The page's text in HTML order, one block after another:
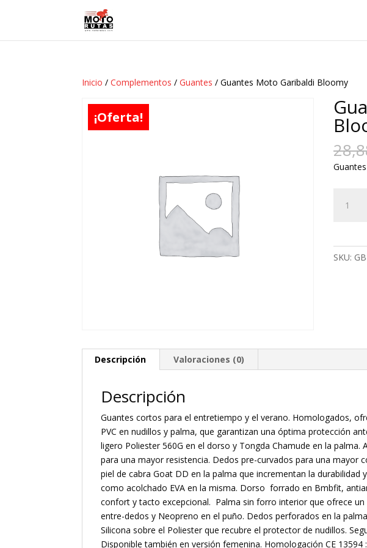
Inicio /Complementos /Guantes / Guantes Moto Garibaldi Bloomy
¡Oferta!
Moto
SKU:
Descripción Valoraciones (0)
Descripción
Guantes cortos para el entretiempo y el verano. Homologados,
PVC en nudillos y palma, que garantizan una óptima protección
ligero Poliester 560G en el dorso y Tongda Chamude en la palma.
para una mayor resistencia. Dedos pre-curvados para una mayor
piel de cabra Goat DD en la palma que incrementan la durabilidad
como acolchado EVA en la misma. Dorso forrado en Bmbfit,
confort y tacto excepcional. Palma sin forro interior que ofrece
entre-dedos y Neopreno en el puño. Dedos perforados en la
Silicona sobre el Poliester que recubre el protector de nudillos.
Disponible también en versión femenina. Homologación CE